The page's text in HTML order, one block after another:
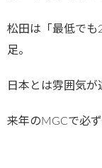
松田は「最低でも
足。
日本とは雰囲気が
来年のMGCで必